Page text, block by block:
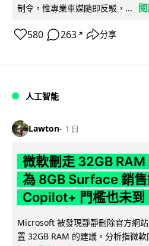
制令。惟專業車媒隨即反駁，...
580 263 ↗ 分享
人工智能
Lawton 1 日
微軟刪走 32GB RAM
為 8GB Surface 銷
Copilot+ 門檻也未到
Microsoft 被發現靜靜刪除官方網
置 32GB RAM 的建議。分析指微